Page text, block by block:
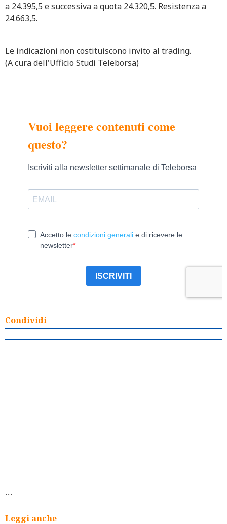
a 24.395,5 e successiva a quota 24.320,5. Resistenza a
24.663,5.
Le indicazioni non costituiscono invito al trading.
(A cura dell'Ufficio Studi Teleborsa)
Condividi
```
Leggi anche